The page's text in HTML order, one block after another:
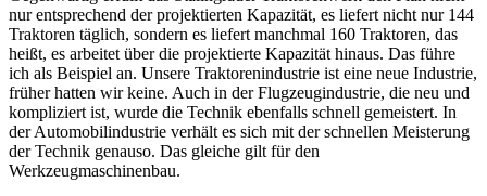
nur entsprechend der projektierten Kapazität, es liefert nicht nur 144
Traktoren täglich, sondern es liefert manchmal 160 Traktoren, das
heißt, es arbeitet über die projektierte Kapazität hinaus. Das führe
ich als Beispiel an. Unsere Traktorenindustrie ist eine neue Industrie,
früher hatten wir keine. Auch in der Flugzeugindustrie, die neu und
kompliziert ist, wurde die Technik ebenfalls schnell gemeistert. In
der Automobilindustrie verhält es sich mit der schnellen Meisterung
der Technik genauso. Das gleiche gilt für den
Werkzeugmaschinenbau.